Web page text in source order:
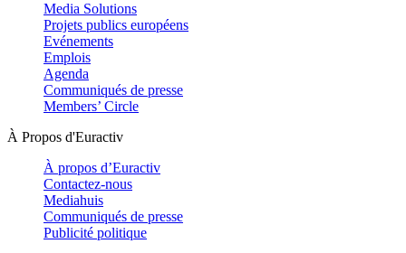
Media Solutions
Projets publics européens
Evénements
Emplois
Agenda
Communiqués de presse
Members’ Circle
À Propos d'Euractiv
À propos d’Euractiv
Contactez-nous
Mediahuis
Communiqués de presse
Publicité politique